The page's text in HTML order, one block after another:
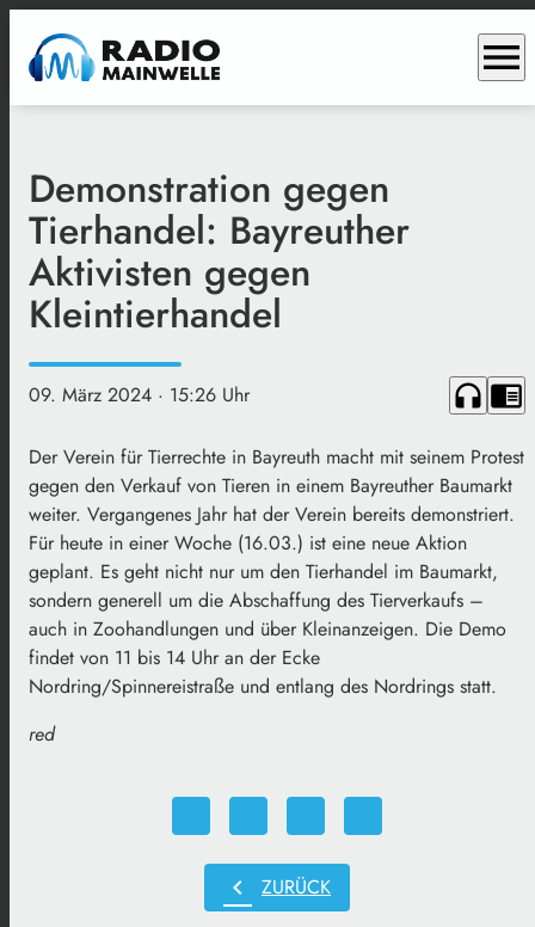
menu
Demonstration gegen
Tierhandel: Bayreuther
Aktivisten gegen
Kleintierhandel
09. März 2024 · 15:26 Uhr headphones chrome_reader_mode
Der Verein für Tierrechte in Bayreuth macht mit seinem Protest
gegen den Verkauf von Tieren in einem Bayreuther Baumarkt
weiter. Vergangenes Jahr hat der Verein bereits demonstriert.
Für heute in einer Woche (16.03.) ist eine neue Aktion
geplant. Es geht nicht nur um den Tierhandel im Baumarkt,
sondern generell um die Abschaffung des Tierverkaufs –
auch in Zoohandlungen und über Kleinanzeigen. Die Demo
findet von 11 bis 14 Uhr an der Ecke
Nordring/Spinnereistraße und entlang des Nordrings statt.
red
chevron_left ZURÜCK